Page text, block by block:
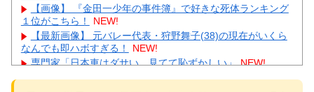
【画像】 『金田一少年の事件簿』で好きな死体ランキング
１位がこちら！
NEW!
【最新画像】 元バレー代表・狩野舞子(38)の現在がいくら
なんでも即ハボすぎる！
NEW!
専門家「日本車はダサい、見てて恥ずかしい」 NEW!
【ネタバレ】 ワンピース、ルフィ絶体絶命の超展開ｗｗｗ